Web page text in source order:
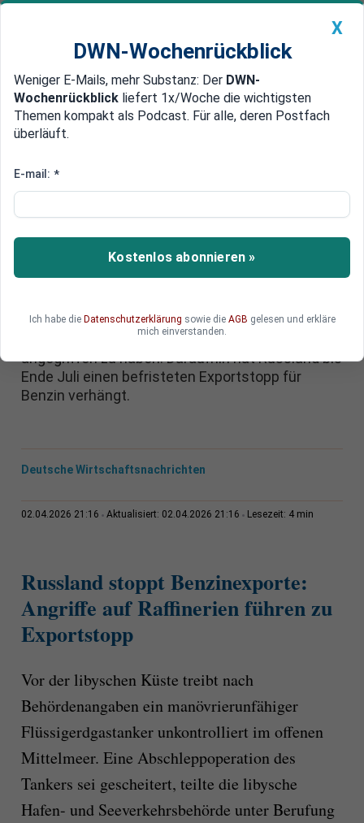
Newsticker MEIN DWN: Geldanlage Premium
Edelmetalle DWN-Magazin China
Russland stoppt Benzinexporte:
zu Exportstopp
Drohnenangriffe treffen Energiesektor: Das
russische Gastankschiff "Arctic Mategaz" war
Explosionen in Brand geraten. Russland wirft der
Ukraine vor, das Schiff mit Wasserdrohnen
angegriffen zu haben. Daraufhin hat Russland bis
Ende Juli einen befristeten Exportstopp für
Benzin verhängt.
Deutsche Wirtschaftsnachrichten
02.04.2026 21:16 Aktualisiert: 02.04.2026 21:16 Lesezeit: 4 min
Russland stoppt Benzinexporte:
Angriffe auf Raffinerien führen zu
Exportstopp
Vor der libyschen Küste treibt nach
Behördenangaben ein manövrierunfähiger
Flüssigerdgastanker unkontrolliert im offenen
Mittelmeer. Eine Abschleppoperation des
Tankers sei gescheitert, teilte die libysche
Hafen- und Seeverkehrsbehörde unter Berufung
X
DWN-Wochenrückblick
Weniger E-Mails, mehr Substanz: Der DWN-
Wochenrückblick liefert 1x/Woche die wichtigsten
Themen kompakt als Podcast. Für alle, deren Postfach
überläuft.
E-mail: *
Kostenlos abonnieren »
Ich habe die Datenschutzerklärung sowie die AGB gelesen und erkläre
mich einverstanden.